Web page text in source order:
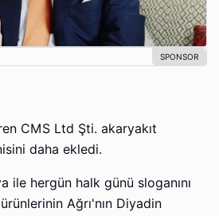
CMS Ltd Şti. akaryakıt
daha ekledi.
ile hergün halk günü sloganını
Ağrı'nın Diyadin